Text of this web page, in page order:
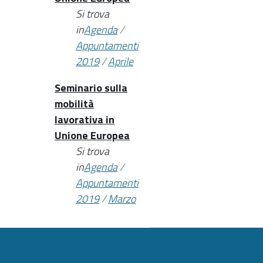
Si trova
inAgenda/
Appuntamenti
2019/Aprile
Seminario sulla
mobilità
lavorativa in
Unione Europea
Si trova
inAgenda/
Appuntamenti
2019/Marzo